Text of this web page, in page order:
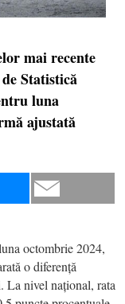
mai recente
Statistică
luna
ajustată
octombrie 2024,
o diferență
La nivel național, rata